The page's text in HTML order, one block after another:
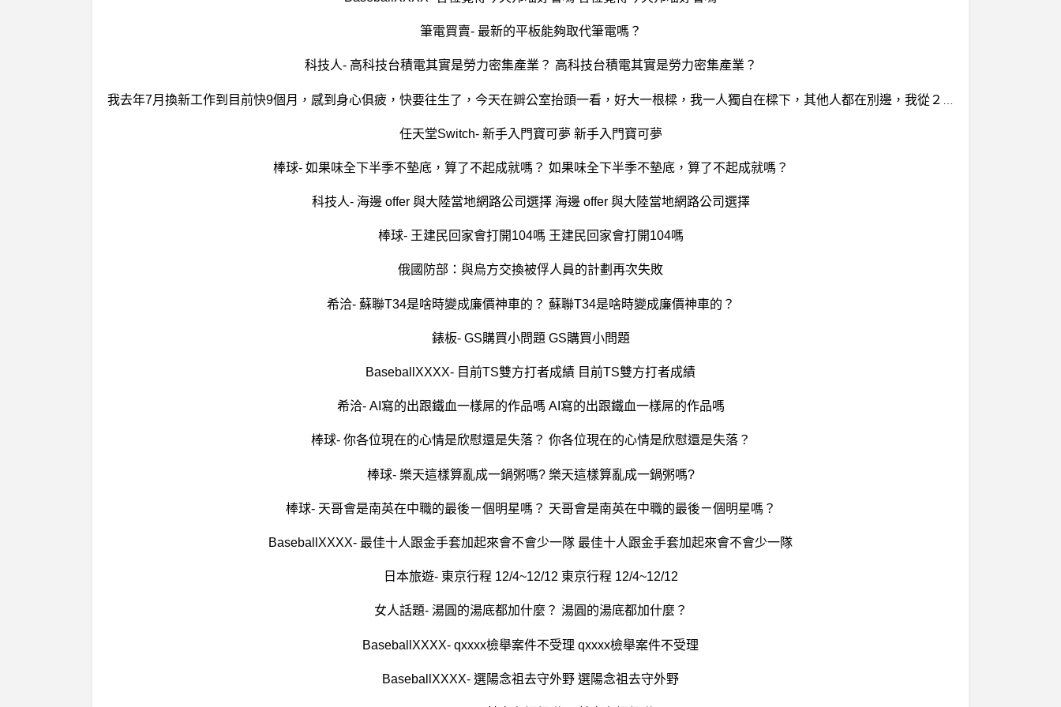
筆電買賣- 最新的平板能夠取代筆電嗎？
科技人- 高科技台積電其實是勞力密集產業？ 高科技台積電其實是勞力密集產業？
任天堂Switch- 新手入門寶可夢 新手入門寶可夢
棒球- 如果味全下半季不墊底，算了不起成就嗎？ 如果味全下半季不墊底，算了不起成就嗎？
科技人- 海邊 offer 與大陸當地網路公司選擇 海邊 offer 與大陸當地網路公司選擇
棒球- 王建民回家會打開104嗎 王建民回家會打開104嗎
俄國防部：與烏方交換被俘人員的計劃再次失敗
希洽- 蘇聯T34是啥時變成廉價神車的？ 蘇聯T34是啥時變成廉價神車的？
錶板- GS購買小問題 GS購買小問題
BaseballXXXX- 目前TS雙方打者成績 目前TS雙方打者成績
希洽- AI寫的出跟鐵血一樣屌的作品嗎 AI寫的出跟鐵血一樣屌的作品嗎
棒球- 你各位現在的心情是欣慰還是失落？ 你各位現在的心情是欣慰還是失落？
棒球- 樂天這樣算亂成一鍋粥嗎? 樂天這樣算亂成一鍋粥嗎?
棒球- 天哥會是南英在中職的最後ㄧ個明星嗎？ 天哥會是南英在中職的最後ㄧ個明星嗎？
BaseballXXXX- 最佳十人跟金手套加起來會不會少一隊 最佳十人跟金手套加起來會不會少一隊
日本旅遊- 東京行程 12/4~12/12 東京行程 12/4~12/12
女人話題- 湯圓的湯底都加什麼？ 湯圓的湯底都加什麼？
BaseballXXXX- qxxxx檢舉案件不受理 qxxxx檢舉案件不受理
BaseballXXXX- 選陽念祖去守外野 選陽念祖去守外野